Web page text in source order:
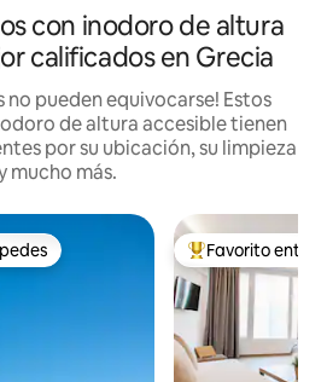
con inodoro de altura
calificados en Grecia
no pueden equivocarse! Estos
de altura accesible tienen
por su ubicación, su limpieza
mucho más.
entre huéspedes De los mejores
Favorito entre